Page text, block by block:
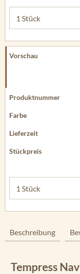
Beschreibung
Tempress